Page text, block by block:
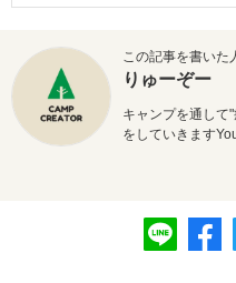
この記事を書いた
りゅーぞー
キャンプを通して
をしていきます